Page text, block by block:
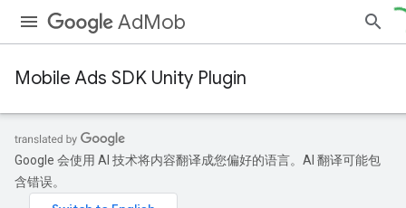
AdMob
Mobile Ads SDK Unity Plugin
Google 会使用 AI 技术将内容翻译成您偏好的语言。AI 翻译可能包
含错误。